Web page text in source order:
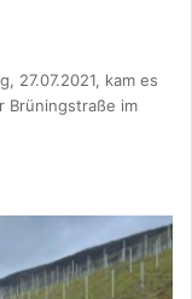
27.07.2021, kam es
Brüningstraße im